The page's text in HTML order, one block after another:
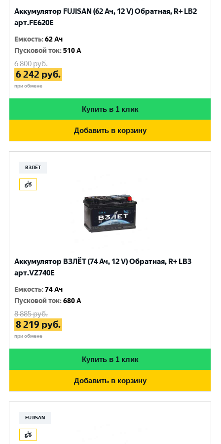
Аккумулятор FUJISAN (62 Ач, 12 V) Обратная, R+ LB2
арт.FE620E
Емкость:62 Ач
Пусковой ток:510 A
6 800руб.
6 242 руб.
при обмене
Купить в 1 клик
Добавить в корзину
ВЗЛЁТ
Аккумулятор ВЗЛЁТ (74 Ач, 12 V) Обратная, R+ LB3
арт.VZ740E
Емкость:74 Ач
Пусковой ток:680 A
8 885руб.
8 219 руб.
при обмене
Купить в 1 клик
Добавить в корзину
FUJISAN